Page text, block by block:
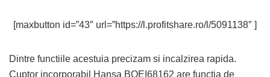
[maxbutton id=”43″ url=”https://l.profitshare.ro/l/5091138″ ]
Dintre functiile acestuia precizam si incalzirea rapida.
Cuptor incorporabil Hansa BOEI68162 are functia de